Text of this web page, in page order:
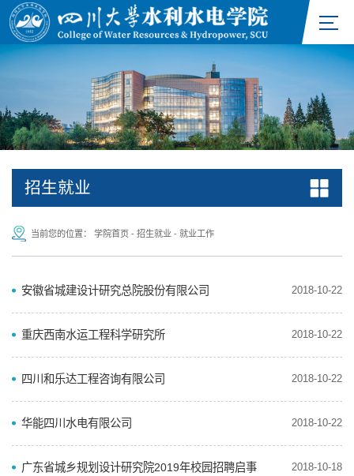
招生就业
当前您的位置： 学院首页 - 招生就业 - 就业工作
安徽省城建设计研究总院股份有限公司 2018-10-22
重庆西南水运工程科学研究所 2018-10-22
四川和乐达工程咨询有限公司 2018-10-22
华能四川水电有限公司 2018-10-22
广东省城乡规划设计研究院2019年校园招聘启事 2018-10-18